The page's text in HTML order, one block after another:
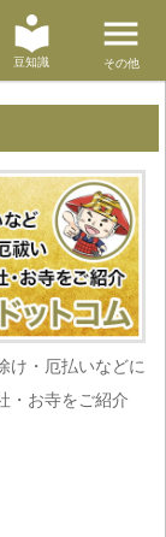
豆知識 その他
け・厄払いなどに
・お寺をご紹介